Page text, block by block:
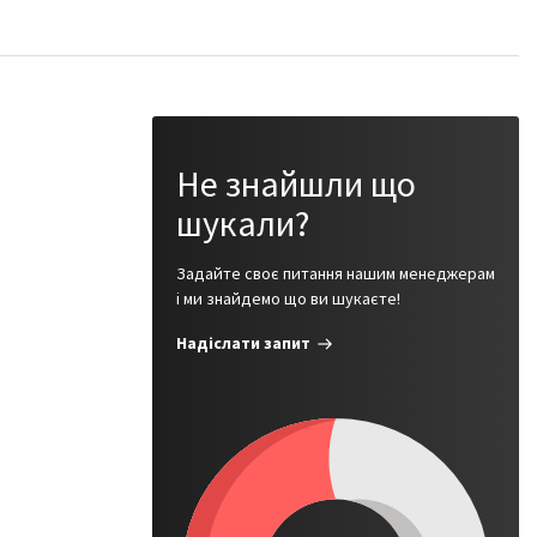
Не знайшли що
шукали?
Задайте своє питання нашим менеджерам
і ми знайдемо що ви шукаєте!
Надіслати запит